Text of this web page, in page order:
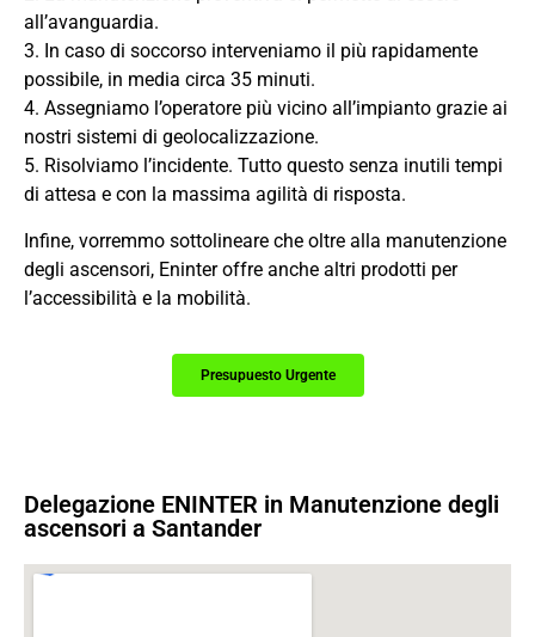
all’avanguardia.
3. In caso di soccorso interveniamo il più rapidamente
possibile, in media circa 35 minuti.
4. Assegniamo l’operatore più vicino all’impianto grazie ai
nostri sistemi di geolocalizzazione.
5. Risolviamo l’incidente. Tutto questo senza inutili tempi
di attesa e con la massima agilità di risposta.
Infine, vorremmo sottolineare che oltre alla manutenzione
degli ascensori, Eninter offre anche altri prodotti per
l’accessibilità e la mobilità.
Presupuesto Urgente
Delegazione ENINTER in Manutenzione degli
ascensori a Santander